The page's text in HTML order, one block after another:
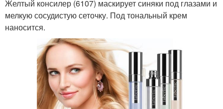
Желтый консилер (6107) маскирует синяки под глазами и
мелкую сосудистую сеточку. Под тональный крем
наносится.